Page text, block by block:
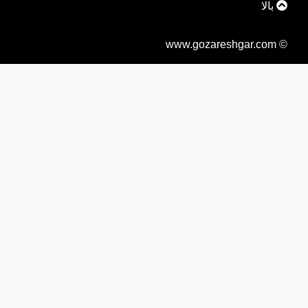
بالا
© www.gozareshgar.com